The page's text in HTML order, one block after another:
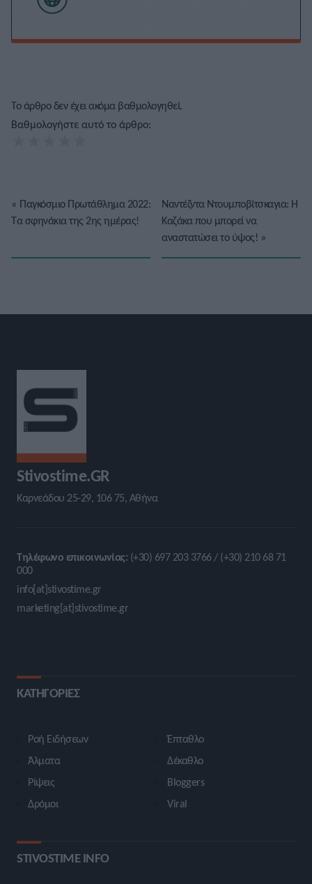
Το άρθρο δεν έχει ακόμα βαθμολογηθεί.
Βαθμολογήστε αυτό το άρθρο:
« Παγκόσμιο Πρωτάθλημα 2022:
Τα σφηνάκια της 2ης ημέρας!
Ναντέζντα Ντουμποβίτσκαγια: Η
Καζάκα που μπορεί να
αναστατώσει το ύψος! »
Stivostime.GR
Καρνεάδου 25-29, 106 75, Αθήνα
Τηλέφωνο επικοινωνίας: (+30) 697 203 3766 / (+30) 210 68 71
000
info[at]stivostime.gr
marketing[at]stivostime.gr
ΚΑΤΗΓΟΡΙΕΣ
Ροή Ειδήσεων
Άλματα
Ρίψεις
Δρόμοι
Έπταθλο
Δέκαθλο
Bloggers
Viral
STIVOSTIME INFO